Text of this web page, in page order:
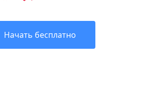
Начать бесплатно